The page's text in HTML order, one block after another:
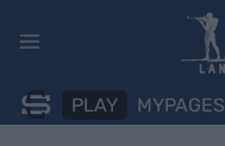
PLAY MYPAGES